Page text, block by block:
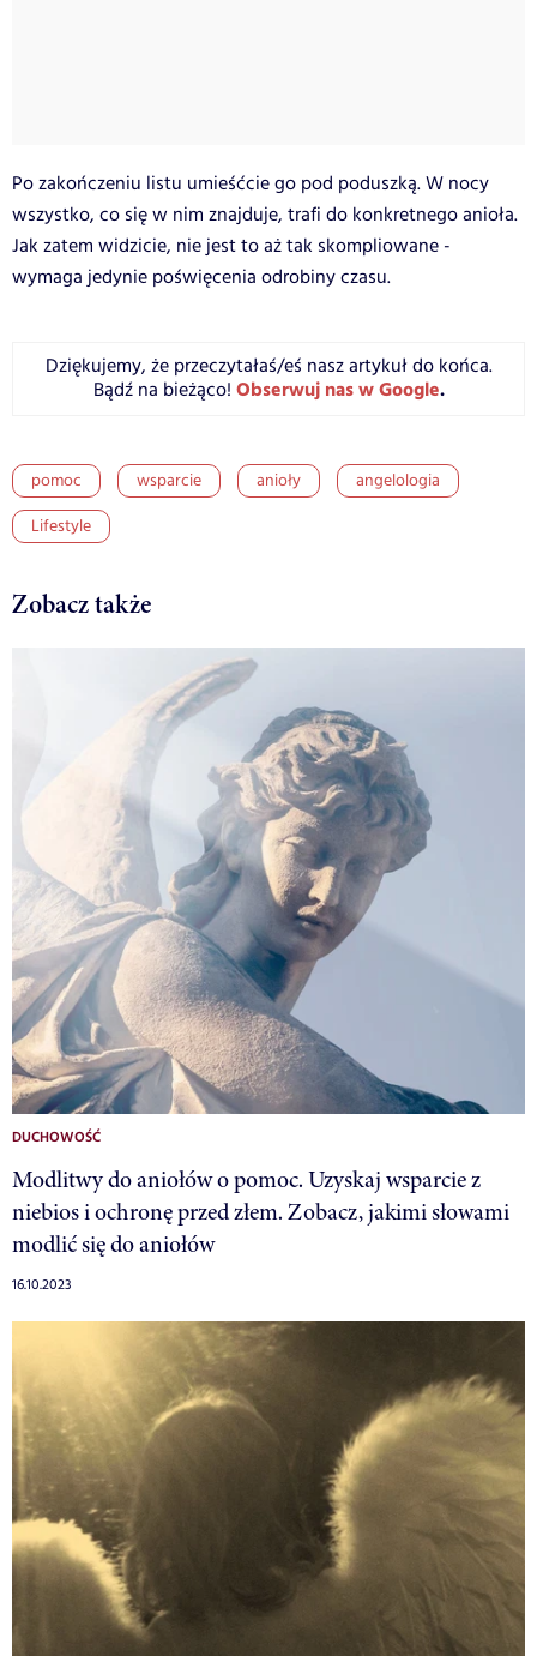
Po zakończeniu listu umieśćcie go pod poduszką. W nocy
wszystko, co się w nim znajduje, trafi do konkretnego anioła.
Jak zatem widzicie, nie jest to aż tak skompliowane -
wymaga jedynie poświęcenia odrobiny czasu.
Dziękujemy, że przeczytałaś/eś nasz artykuł do końca.
Bądź na bieżąco! Obserwuj nas w Google.
pomoc wsparcie anioły
angelologia
Lifestyle
Zobacz także
DUCHOWOŚĆ
Modlitwy do aniołów o pomoc. Uzyskaj wsparcie z
niebios i ochronę przed złem. Zobacz, jakimi słowami
modlić się do aniołów
16.10.2023